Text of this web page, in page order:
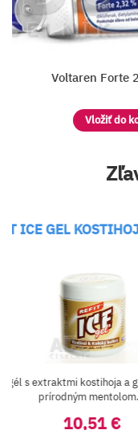
Voltaren Forte 2,32
Vložiť do košíka
A GAŠTAN
a gaštanu, doplnený
mentolom.